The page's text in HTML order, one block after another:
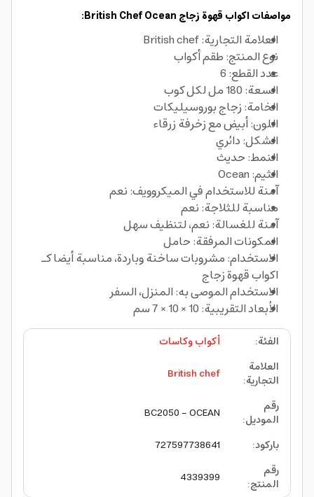
مواصفات اكواب قهوة زجاج British Chef Ocean:
العلامة التجارية: British chef
نوع المنتج: طقم أكواب
عدد القطع: 6
السعة: 180 مل لكل كوب
الخامة: زجاج بوروسيليكات
اللون: أبيض مع زخرفة زرقاء
الشكل: دائري
النمط: حديث
الثيم: Ocean
آمنة للاستخدام في الميكروويف: نعم
مناسبة للثلاجة: نعم
آمنة للغسالة: نعم، لتنظيف سهل
المكونات المرفقة: حامل
الاستخدام: مشروبات ساخنة وباردة، مناسبة أيضا كـ
اكواب قهوة زجاج
الاستخدام الموصى به: المنزل، السفر
الأبعاد التقريبية: 10 × 10 × 7 سم
الفئة:
أكواب وكاسات
العلامة
التجارية:
British chef
رقم
الموديل:
BC2050 - OCEAN
باركود:
727597738641
رقم
المنتج:
4339399